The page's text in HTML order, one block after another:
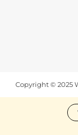
Copyright © 2025